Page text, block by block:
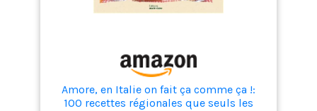
Amore, en Italie on fait ça comme ça !:
100 recettes régionales que seuls les